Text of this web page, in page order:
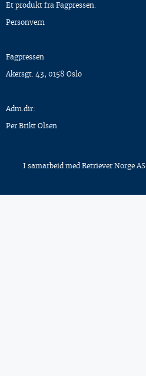
Et produkt fra Fagpressen.
Personvern
Fagpressen
Akersgt. 43, 0158 Oslo
Adm.dir:
Per Brikt Olsen
I samarbeid med Retriever Norge AS